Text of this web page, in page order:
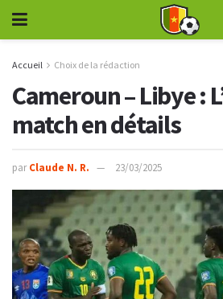
Accueil Choix de la rédaction
Cameroun – Libye :
match en détails
par Claude N. R. 23/03/2025